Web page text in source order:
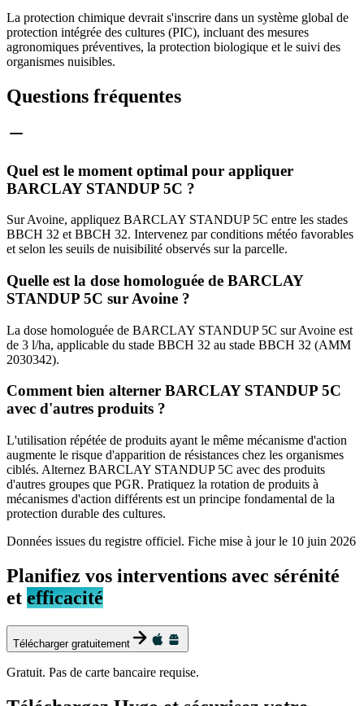
La protection chimique devrait s'inscrire dans un système global de
protection intégrée des cultures (PIC), incluant des mesures
agronomiques préventives, la protection biologique et le suivi des
organismes nuisibles.
Questions fréquentes
Quel est le moment optimal pour appliquer
BARCLAY STANDUP 5C ?
Sur Avoine, appliquez BARCLAY STANDUP 5C entre les stades
BBCH 32 et BBCH 32. Intervenez par conditions météo favorables
et selon les seuils de nuisibilité observés sur la parcelle.
Quelle est la dose homologuée de BARCLAY
STANDUP 5C sur Avoine ?
La dose homologuée de BARCLAY STANDUP 5C sur Avoine est
de 3 l/ha, applicable du stade BBCH 32 au stade BBCH 32 (AMM
2030342).
Comment bien alterner BARCLAY STANDUP 5C
avec d'autres produits ?
L'utilisation répétée de produits ayant le même mécanisme d'action
augmente le risque d'apparition de résistances chez les organismes
ciblés. Alternez BARCLAY STANDUP 5C avec des produits
d'autres groupes que PGR. Pratiquez la rotation de produits à
mécanismes d'action différents est un principe fondamental de la
protection durable des cultures.
Données issues du registre officiel. Fiche mise à jour le 10 juin 2026
Planifiez vos interventions avec sérénité
et efficacité
Télécharger gratuitement
Gratuit. Pas de carte bancaire requise.